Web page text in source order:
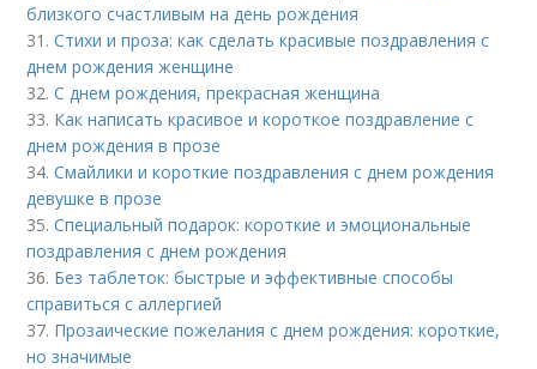
близкого счастливым на день рождения
31.Стихи и проза: как сделать красивые поздравления с
днем рождения женщине
32.С днем рождения, прекрасная женщина
33. Как написать красивое и короткое поздравление с
днем рождения в прозе
34.Смайлики и короткие поздравления с днем рождения
девушке в прозе
35.Специальный подарок: короткие и эмоциональные
поздравления с днем рождения
36. Без таблеток: быстрые и эффективные способы
справиться с аллергией
37. Прозаические пожелания с днем рождения: короткие,
но значимые